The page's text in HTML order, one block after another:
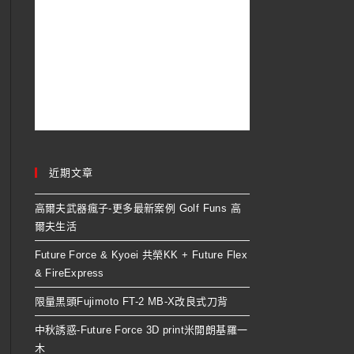
近期文章
高爾夫武器瘋子-更多最新案例 Golf Funs 高
爾夫生活
Future Force & Kyoei 共榮KK + Future Flex
& FireExpress
限量黑頭Fujimoto FT-2 MB-X改良式刀背
中秋誘惑-Future Force 3D print米開朗基羅一
木